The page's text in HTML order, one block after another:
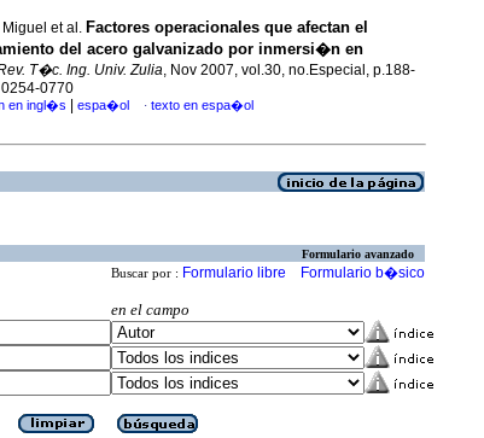
et al. Factores operacionales que afectan el
del acero galvanizado por inmersi�n en
T�c. Ing. Univ. Zulia, Nov 2007, vol.30, no.Especial, p.188-
0770
en ingl�s espa�ol · texto en espa�ol
Formulario avanzado
Buscar por : Formulario libre Formulario b�sico
en el campo